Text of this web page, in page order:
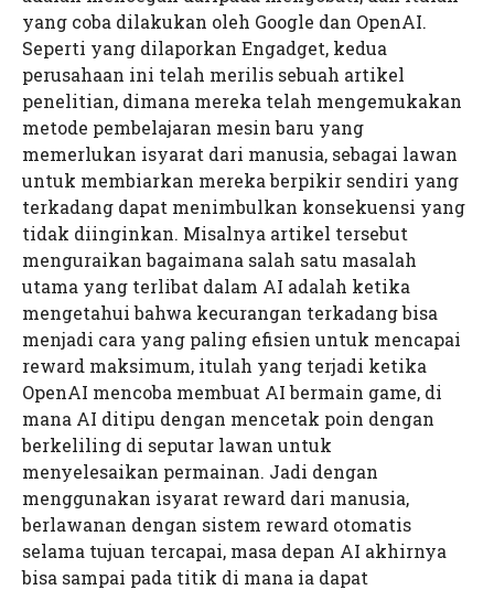
yang coba dilakukan oleh Google dan OpenAI.
Seperti yang dilaporkan Engadget, kedua
perusahaan ini telah merilis sebuah artikel
penelitian, dimana mereka telah mengemukakan
metode pembelajaran mesin baru yang
memerlukan isyarat dari manusia, sebagai lawan
untuk membiarkan mereka berpikir sendiri yang
terkadang dapat menimbulkan konsekuensi yang
tidak diinginkan. Misalnya artikel tersebut
menguraikan bagaimana salah satu masalah
utama yang terlibat dalam AI adalah ketika
mengetahui bahwa kecurangan terkadang bisa
menjadi cara yang paling efisien untuk mencapai
reward maksimum, itulah yang terjadi ketika
OpenAI mencoba membuat AI bermain game, di
mana AI ditipu dengan mencetak poin dengan
berkeliling di seputar lawan untuk
menyelesaikan permainan. Jadi dengan
menggunakan isyarat reward dari manusia,
berlawanan dengan sistem reward otomatis
selama tujuan tercapai, masa depan AI akhirnya
bisa sampai pada titik di mana ia dapat